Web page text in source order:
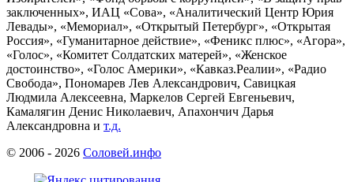
заключенных», ИАЦ «Сова», «Аналитический Центр Юрия
Левады», «Мемориал», «Открытый Петербург», «Открытая
Россия», «Гуманитарное действие», «Феникс плюс», «Агора»,
«Голос», «Комитет Солдатских матерей», «Женское
достоинство», «Голос Америки», «Кавказ.Реалии», «Радио
Свобода», Пономарев Лев Александрович, Савицкая
Людмила Алексеевна, Маркелов Сергей Евгеньевич,
Камалягин Денис Николаевич, Апахончич Дарья
Александровна и т.д.
© 2006 - 2026 Соловей.инфо